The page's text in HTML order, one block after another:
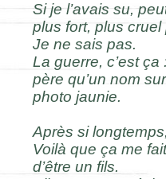
Si je l’avais su,
plus fort, plus cruel
Je ne sais pas.
La guerre, c’est ça
père qu’un nom
photo jaunie.
Après si
Voilà que ça me
d’être un fils.